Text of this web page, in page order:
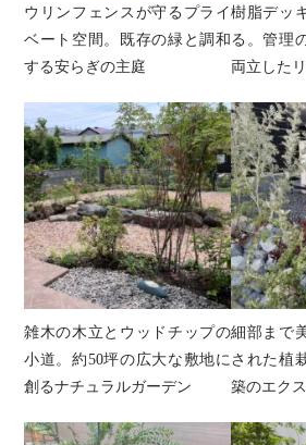
ウリンフェンスが守るプライ
ベート空間。既存の緑と調和
する安らぎの主庭
樹脂デッ
る。管理
両立した
雑木の木立とウッドチップの
小道。約50坪の広大な敷地に
創るナチュラルガーデン
細部まで
された植
築のエク